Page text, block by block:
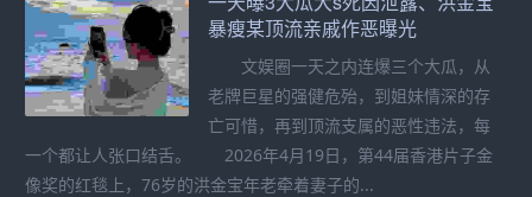
暴瘦某顶流亲戚作恶曝光
文娱圈一天之内连爆三个大瓜，从
老牌巨星的强健危殆，到姐妹情深的存
亡可惜，再到顶流支属的恶性违法，每
一个都让人张口结舌。 2026年4月19日，第44届香港片子金
像奖的红毯上，76岁的洪金宝年老牵着妻子的...